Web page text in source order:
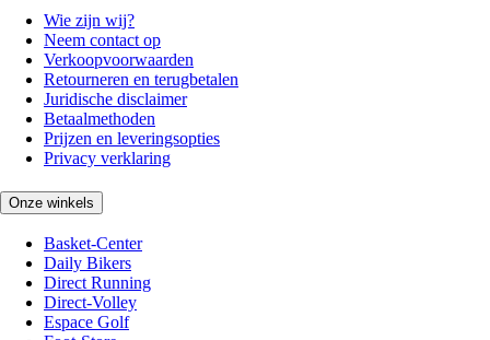
Wie zijn wij?
Neem contact op
Verkoopvoorwaarden
Retourneren en terugbetalen
Juridische disclaimer
Betaalmethoden
Prijzen en leveringsopties
Privacy verklaring
Onze winkels
Basket-Center
Daily Bikers
Direct Running
Direct-Volley
Espace Golf